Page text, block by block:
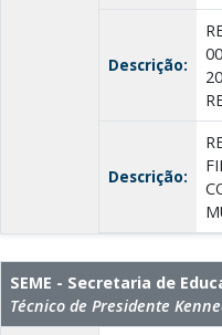
Descrição:
Descrição:
SEME - Secretaria de
Técnico de Presidente